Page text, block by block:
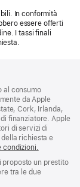
In conformità
essere offerti
I tassi finali
al consumo
da Apple
Cork, Irlanda,
finanziatore. Apple
di servizi di
richiesta e
condizioni.
proposto un prestito
tra le due